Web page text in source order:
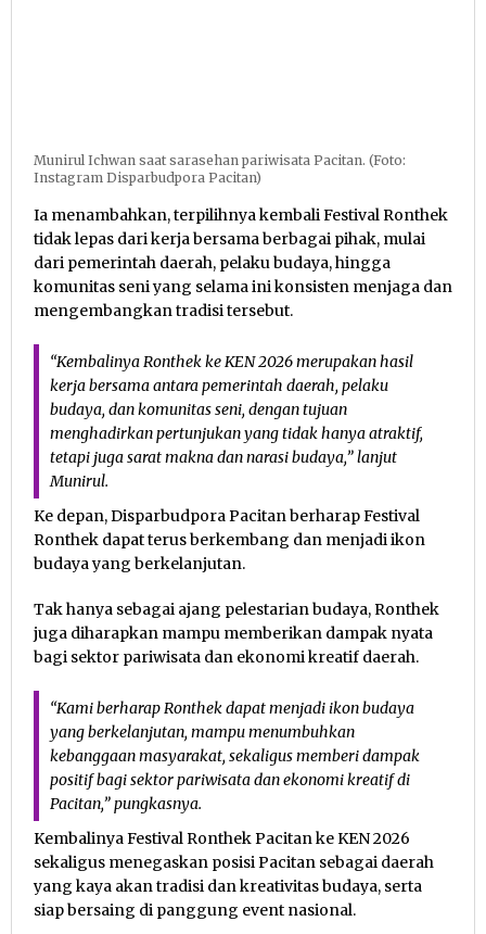
Munirul Ichwan saat sarasehan pariwisata Pacitan. (Foto:
Instagram Disparbudpora Pacitan)
Ia menambahkan, terpilihnya kembali Festival Ronthek
tidak lepas dari kerja bersama berbagai pihak, mulai
dari pemerintah daerah, pelaku budaya, hingga
komunitas seni yang selama ini konsisten menjaga dan
mengembangkan tradisi tersebut.
“Kembalinya Ronthek ke KEN 2026 merupakan hasil
kerja bersama antara pemerintah daerah, pelaku
budaya, dan komunitas seni, dengan tujuan
menghadirkan pertunjukan yang tidak hanya atraktif,
tetapi juga sarat makna dan narasi budaya,” lanjut
Munirul.
Ke depan, Disparbudpora Pacitan berharap Festival
Ronthek dapat terus berkembang dan menjadi ikon
budaya yang berkelanjutan.
Tak hanya sebagai ajang pelestarian budaya, Ronthek
juga diharapkan mampu memberikan dampak nyata
bagi sektor pariwisata dan ekonomi kreatif daerah.
“Kami berharap Ronthek dapat menjadi ikon budaya
yang berkelanjutan, mampu menumbuhkan
kebanggaan masyarakat, sekaligus memberi dampak
positif bagi sektor pariwisata dan ekonomi kreatif di
Pacitan,” pungkasnya.
Kembalinya Festival Ronthek Pacitan ke KEN 2026
sekaligus menegaskan posisi Pacitan sebagai daerah
yang kaya akan tradisi dan kreativitas budaya, serta
siap bersaing di panggung event nasional.